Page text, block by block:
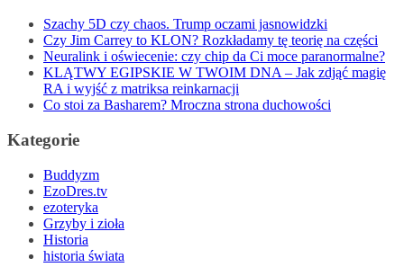
Szachy 5D czy chaos. Trump oczami jasnowidzki
Czy Jim Carrey to KLON? Rozkładamy tę teorię na części
Neuralink i oświecenie: czy chip da Ci moce paranormalne?
KLĄTWY EGIPSKIE W TWOIM DNA – Jak zdjąć magię
RA i wyjść z matriksa reinkarnacji
Co stoi za Basharem? Mroczna strona duchowości
Kategorie
Buddyzm
EzoDres.tv
ezoteryka
Grzyby i zioła
Historia
historia świata